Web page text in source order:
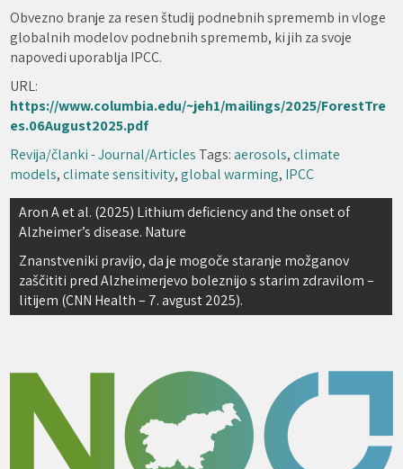
Obvezno branje za resen študij podnebnih sprememb in vloge
globalnih modelov podnebnih sprememb, ki jih za svoje
napovedi uporablja IPCC.
URL:
https://www.columbia.edu/~jeh1/mailings/2025/ForestTre
es.06August2025.pdf
Revija/članki - Journal/Articles Tags:aerosols,climate
models,climate sensitivity,global warming, IPCC
Navigacija
prispevka
Aron A et al. (2025) Lithium deficiency and the onset of
Alzheimer’s disease. Nature
Znanstveniki pravijo, da je mogoče staranje možganov
zaščititi pred Alzheimerjevo boleznijo s starim zdravilom –
litijem (CNN Health – 7. avgust 2025).